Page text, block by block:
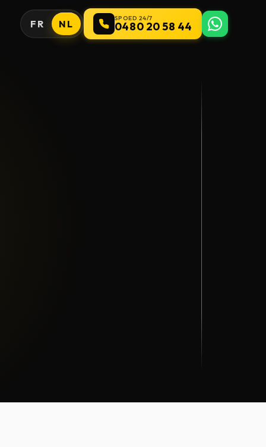
FR NL SPOED 24/7
0480 20 58 44